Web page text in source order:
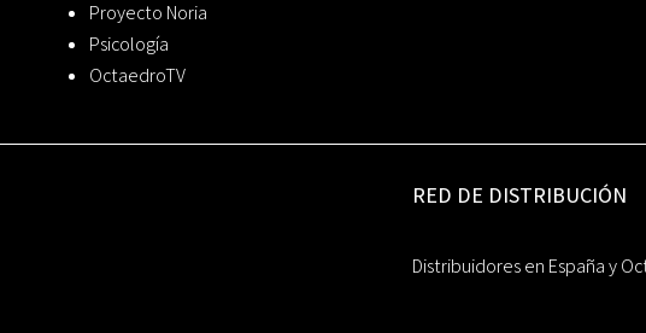
Proyecto Noria
Psicología
OctaedroTV
RED DE DISTRIBUCIÓN
Distribuidores en España y